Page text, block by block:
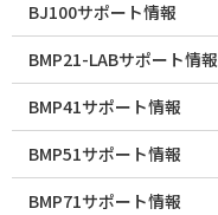
BJ100サポート情報
BMP21-LABサポート情報
BMP41サポート情報
BMP51サポート情報
BMP71サポート情報